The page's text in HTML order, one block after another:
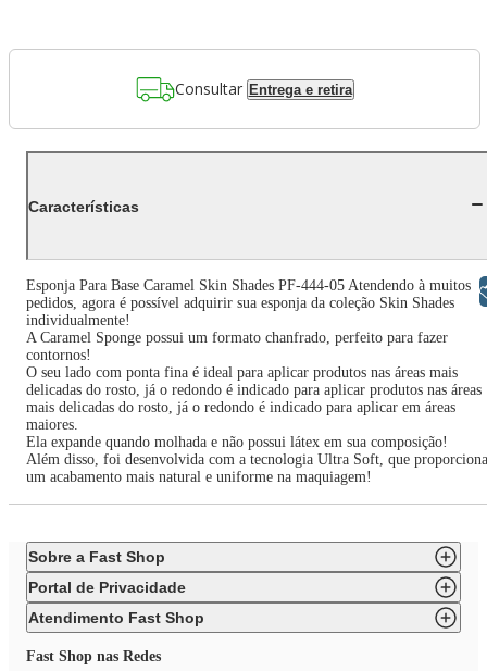
Consultar Entrega e retira
Características
Esponja Para Base Caramel Skin Shades PF-444-05 Atendendo à muitos
pedidos, agora é possível adquirir sua esponja da coleção Skin Shades
individualmente!
A Caramel Sponge possui um formato chanfrado, perfeito para fazer
contornos!
O seu lado com ponta fina é ideal para aplicar produtos nas áreas mais
delicadas do rosto, já o redondo é indicado para aplicar produtos nas áreas
mais delicadas do rosto, já o redondo é indicado para aplicar em áreas
maiores.
Ela expande quando molhada e não possui látex em sua composição!
Além disso, foi desenvolvida com a tecnologia Ultra Soft, que proporciona
um acabamento mais natural e uniforme na maquiagem!
Sobre a Fast Shop
Portal de Privacidade
Atendimento Fast Shop
Fast Shop nas Redes
Libras